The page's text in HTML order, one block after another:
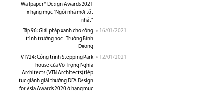
Wallpaper* Design Awards 2021
ở hạng mục "Ngôi nhà mới tốt
nhất"
Tập 96: Giải pháp xanh cho công
trình trường học_Trường Bình
Dương
16/01/2021
VTV24: Công trình Stepping Park
house của Võ Trọng Nghĩa
Architects (VTN Architects) tiếp
tục giành giải thưởng DFA Design
for Asia Awards 2020 ở hạng mục
12/01/2021